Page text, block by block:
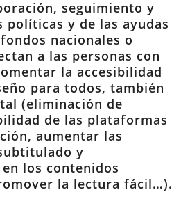
seguimiento y
políticas y de las ayudas
nacionales o
a las personas con
la accesibilidad
para todos, también
(eliminación de
de las plataformas
aumentar las
y
los contenidos
la lectura fácil…).